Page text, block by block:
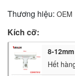
Thương hiệu: OEM
Kích cỡ:
8-12mm
Hết